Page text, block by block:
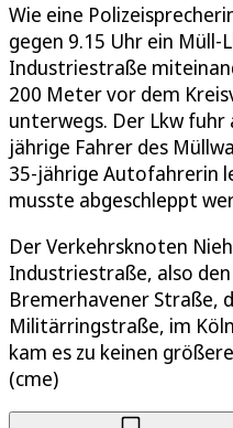
Wie eine
gegen 9.15 Uhr ein Müll-
Industriestraße
200 Meter vor dem
unterwegs. Der Lkw fuhr
jährige Fahrer des
35-jährige Autofahrerin
musste abgeschleppt
Der Verkehrsknoten
Industriestraße, also
Bremerhavener Straße,
Militärringstraße, im
kam es zu keinen
(cme)